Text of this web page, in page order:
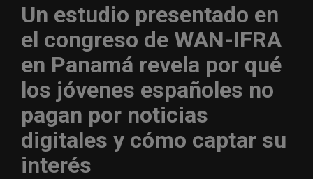
Un estudio presentado en
el congreso de WAN-IFRA
en Panamá revela por qué
los jóvenes españoles no
pagan por noticias
digitales y cómo captar su
interés